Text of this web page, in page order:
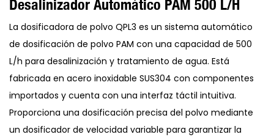
Desalinizador Automático PAM 500 L/h
La dosificadora de polvo QPL3 es un sistema automático
de dosificación de polvo PAM con una capacidad de 500
L/h para desalinización y tratamiento de agua. Está
fabricada en acero inoxidable SUS304 con componentes
importados y cuenta con una interfaz táctil intuitiva.
Proporciona una dosificación precisa del polvo mediante
un dosificador de velocidad variable para garantizar la